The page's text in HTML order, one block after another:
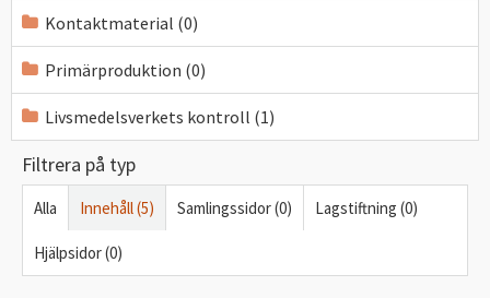
Kontaktmaterial (0)
Primärproduktion (0)
Livsmedelsverkets kontroll (1)
Filtrera på typ
Alla Innehåll (5) Samlingssidor (0) Lagstiftning (0)
Hjälpsidor (0)